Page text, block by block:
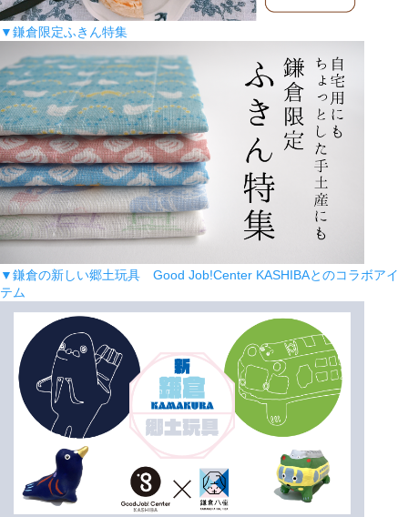
▼鎌倉限定ふきん特集
▼鎌倉の新しい郷土玩具 Good Job!Center KASHIBAとのコラボアイ
テム